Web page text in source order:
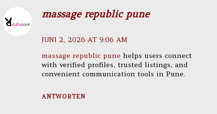
massage republic pune
JUNI 2, 2026 AT 9:06 AM
massage republic pune helps users connect
with verified profiles, trusted listings, and
convenient communication tools in Pune.
ANTWORTEN